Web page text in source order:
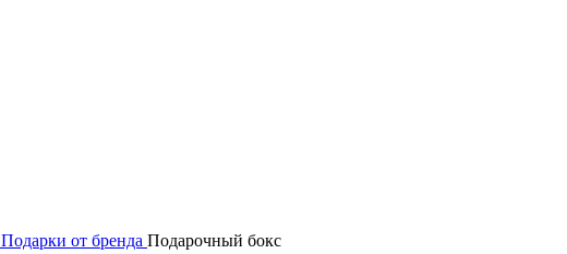
Подарки от бренда Подарочный бокс